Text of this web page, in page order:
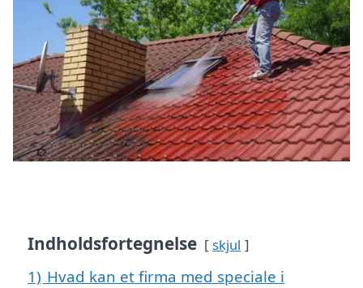
Indholdsfortegnelse skjul
1) Hvad kan et firma med speciale i